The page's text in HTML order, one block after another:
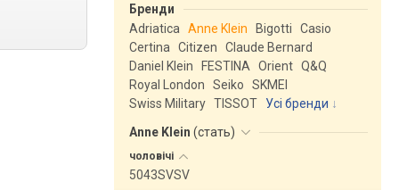
Бренди
Adriatica
Anne Klein Bigotti
Casio
Certina
Citizen
Claude Bernard
Daniel Klein
FESTINA Orient Q&Q
Royal London
Seiko
SKMEI
Swiss Military TISSOT
Усі бренди
Anne Klein (стать)
чоловічі
5043SVSV